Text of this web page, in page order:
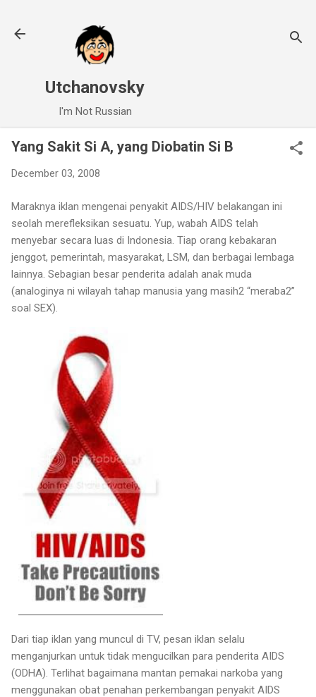
Utchanovsky
I'm Not Russian
Yang Sakit Si A, yang Diobatin Si B
December 03, 2008
Maraknya iklan mengenai penyakit AIDS/HIV belakangan ini
seolah merefleksikan sesuatu. Yup, wabah AIDS telah
menyebar secara luas di Indonesia. Tiap orang kebakaran
jenggot, pemerintah, masyarakat, LSM, dan berbagai lembaga
lainnya. Sebagian besar penderita adalah anak muda
(analoginya ni wilayah tahap manusia yang masih2 “meraba2”
soal SEX).
Dari tiap iklan yang muncul di TV, pesan iklan selalu
menganjurkan untuk tidak mengucilkan para penderita AIDS
(ODHA). Terlihat bagaimana mantan pemakai narkoba yang
menggunakan obat penahan perkembangan penyakit AIDS